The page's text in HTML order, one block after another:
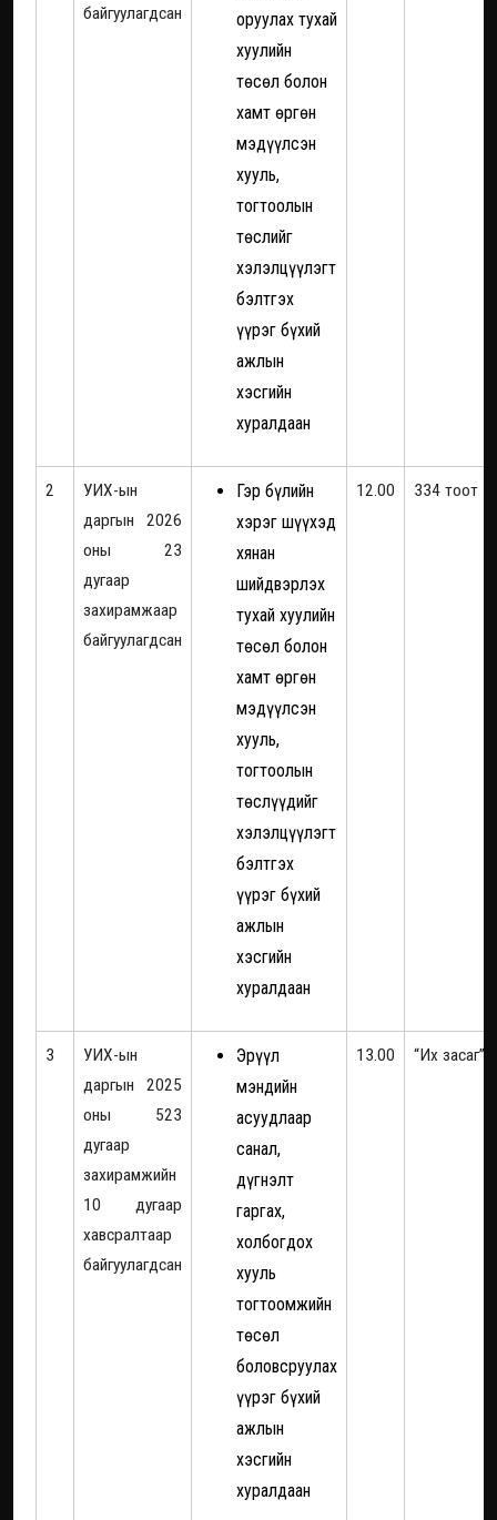
байгуулагдсан
оруулах тухай
хуулийн
төсөл болон
хамт өргөн
мэдүүлсэн
хууль,
тогтоолын
төслийг
хэлэлцүүлэгт
бэлтгэх
үүрэг бүхий
ажлын
хэсгийн
хуралдаан
2
УИХ-ын
даргын 2026
оны 23
дугаар
захирамжаар
байгуулагдсан
Гэр бүлийн
хэрэг шүүхэд
хянан
шийдвэрлэх
тухай хуулийн
төсөл болон
хамт өргөн
мэдүүлсэн
хууль,
тогтоолын
төслүүдийг
хэлэлцүүлэгт
бэлтгэх
үүрэг бүхий
ажлын
хэсгийн
хуралдаан
12.00 334 тоот
3
УИХ-ын
даргын 2025
оны 523
дугаар
захирамжийн
10 дугаар
хавсралтаар
байгуулагдсан
Эрүүл
мэндийн
асуудлаар
санал,
дүгнэлт
гаргах,
холбогдох
хууль
тогтоомжийн
төсөл
боловсруулах
үүрэг бүхий
ажлын
хэсгийн
хуралдаан
13.00 “Их засаг”